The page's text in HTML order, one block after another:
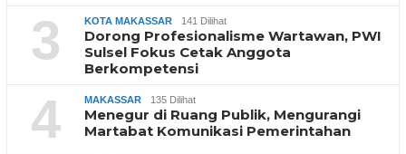
3 KOTA MAKASSAR 141 Dilihat
Dorong Profesionalisme Wartawan, PWI
Sulsel Fokus Cetak Anggota
Berkompetensi
4 MAKASSAR 135 Dilihat
Menegur di Ruang Publik, Mengurangi
Martabat Komunikasi Pemerintahan